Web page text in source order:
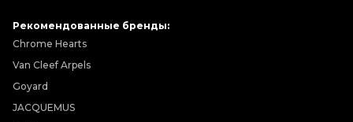
Рекомендованные бренды:
Chrome Hearts
Van Cleef Arpels
Goyard
JACQUEMUS